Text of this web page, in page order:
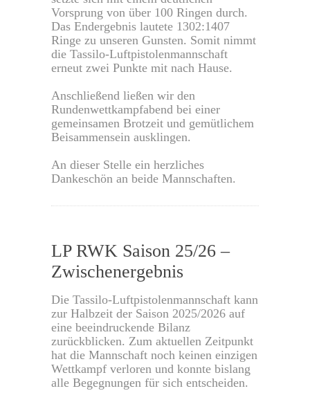
Vorsprung von über 100 Ringen durch.
Das Endergebnis lautete 1302:1407
Ringe zu unseren Gunsten. Somit nimmt
die Tassilo-Luftpistolenmannschaft
erneut zwei Punkte mit nach Hause.
Anschließend ließen wir den
Rundenwettkampfabend bei einer
gemeinsamen Brotzeit und gemütlichem
Beisammensein ausklingen.
An dieser Stelle ein herzliches
Dankeschön an beide Mannschaften.
LP RWK Saison 25/26 –
Zwischenergebnis
Die Tassilo-Luftpistolenmannschaft kann
zur Halbzeit der Saison 2025/2026 auf
eine beeindruckende Bilanz
zurückblicken. Zum aktuellen Zeitpunkt
hat die Mannschaft noch keinen einzigen
Wettkampf verloren und konnte bislang
alle Begegnungen für sich entscheiden.